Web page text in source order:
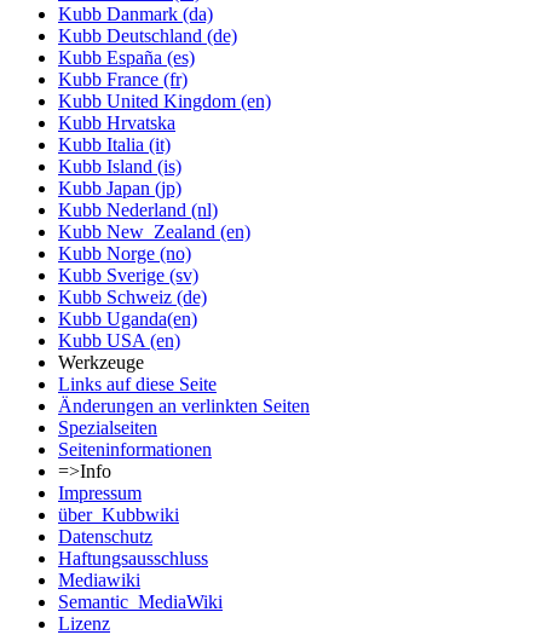
Kubb Danmark (da)
Kubb Deutschland (de)
Kubb España (es)
Kubb France (fr)
Kubb United Kingdom (en)
Kubb Hrvatska
Kubb Italia (it)
Kubb Island (is)
Kubb Japan (jp)
Kubb Nederland (nl)
Kubb New_Zealand (en)
Kubb Norge (no)
Kubb Sverige (sv)
Kubb Schweiz (de)
Kubb Uganda(en)
Kubb USA (en)
Werkzeuge
Links auf diese Seite
Änderungen an verlinkten Seiten
Spezialseiten
Seiten­informationen
=>Info
Impressum
über_Kubbwiki
Datenschutz
Haftungsausschluss
Mediawiki
Semantic_MediaWiki
Lizenz